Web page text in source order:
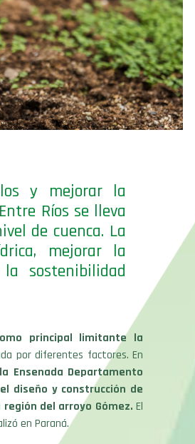
y mejorar la
Ríos se lleva
de cuenca. La
mejorar la
sostenibilidad
principal limitante la
por diferentes factores. En
Ensenada Departamento
diseño y construcción de
del arroyo Gómez. El
en Paraná.